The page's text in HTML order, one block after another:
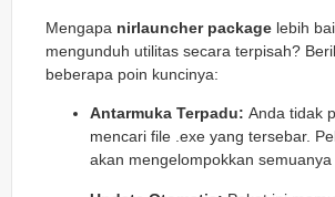
Mengapa nirlauncher package lebih
mengunduh utilitas secara terpisah?
beberapa poin kuncinya:
Antarmuka Terpadu: Anda tidak
mencari file .exe yang tersebar.
akan mengelompokkan